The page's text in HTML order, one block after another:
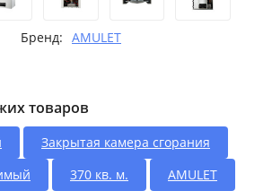
Бренд: AMULET
товаров
Закрытая камера сгорания
370 кв. м.
AMULET